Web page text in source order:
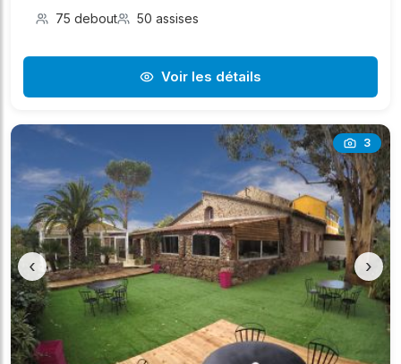
75 debout 50 assises
Voir les détails
3
‹ ›